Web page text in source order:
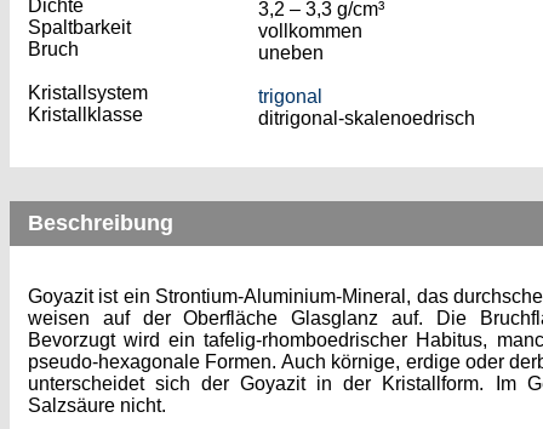
Dichte
Spaltbarkeit
Bruch
Kristallsystem
Kristallklasse
3,2 – 3,3 g/cm³
vollkommen
uneben
trigonal
ditrigonal-skalenoedrisch
Beschreibung
Goyazit ist ein Strontium-Aluminium-Mineral, das
weisen auf der Oberfläche Glasglanz auf. Die
Bevorzugt wird ein tafelig-rhomboedrischer Habitus,
pseudo-hexagonale Formen. Auch körnige, erdige oder
unterscheidet sich der Goyazit in der Kristallform. Im
Salzsäure nicht.